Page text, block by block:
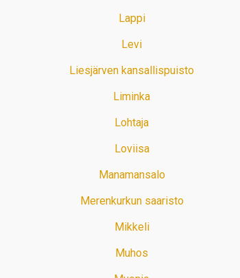
Lappi
Levi
Liesjärven kansallispuisto
Liminka
Lohtaja
Loviisa
Manamansalo
Merenkurkun saaristo
Mikkeli
Muhos